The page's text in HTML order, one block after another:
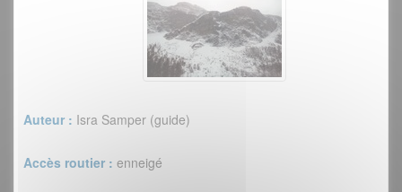
Auteur : Isra Samper (guide)
Accès routier : enneigé